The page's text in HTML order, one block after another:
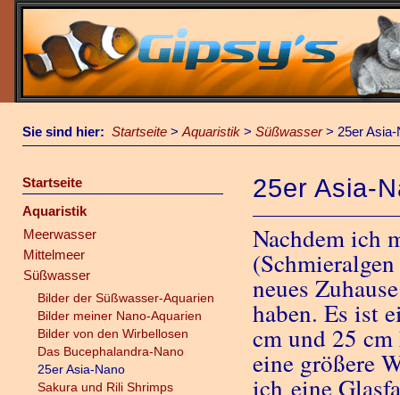
Sie sind hier: Startseite > Aquaristik > Süßwasser> 25er Asia-
Startseite
Aquaristik
Meerwasser
Mittelmeer
Süßwasser
Bilder der Süßwasser-Aquarien
Bilder meiner Nano-Aquarien
Bilder von den Wirbellosen
Das Bucephalandra-Nano
25er Asia-Nano
Sakura und Rili Shrimps
25er Asia-
Nachdem ich
neues
haben. Es ist
cm und 25
eine größere
ich eine